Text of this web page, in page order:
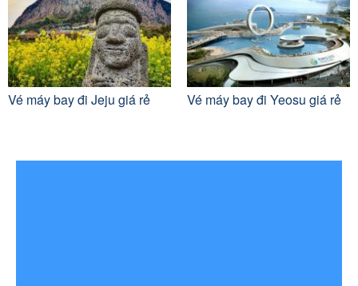
Vé máy bay đi Jeju giá rẻ Vé máy bay đi Yeosu giá rẻ